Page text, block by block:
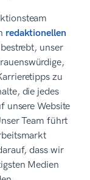
redaktionellen
unser
zu
die jedes
unsere Website
Team führt
dass wir
Medien